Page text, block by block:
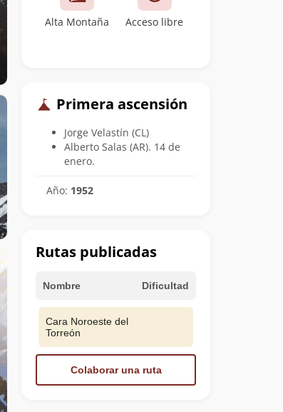
Alta Montaña Acceso libre
Primera ascensión
Jorge Velastín (CL)
Alberto Salas (AR). 14 de
enero.
Año: 1952
Rutas publicadas
Nombre Dificultad
Cara Noroeste del
Torreón
Colaborar una ruta